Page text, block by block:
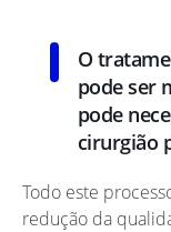
O
pode ser
pode
cirurgião
Todo este
redução da